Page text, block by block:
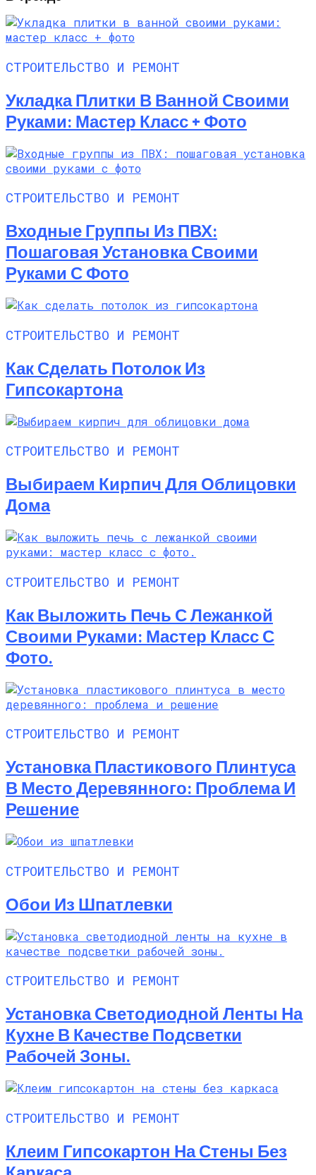
СТРОИТЕЛЬСТВО И РЕМОНТ
Укладка Плитки В Ванной Своими
Руками: Мастер Класс + Фото
СТРОИТЕЛЬСТВО И РЕМОНТ
Входные Группы Из ПВХ:
Пошаговая Установка Своими
Руками С Фото
СТРОИТЕЛЬСТВО И РЕМОНТ
Как Сделать Потолок Из
Гипсокартона
СТРОИТЕЛЬСТВО И РЕМОНТ
Выбираем Кирпич Для Облицовки
Дома
СТРОИТЕЛЬСТВО И РЕМОНТ
Как Выложить Печь С Лежанкой
Своими Руками: Мастер Класс С
Фото.
СТРОИТЕЛЬСТВО И РЕМОНТ
Установка Пластикового Плинтуса
В Место Деревянного: Проблема И
Решение
СТРОИТЕЛЬСТВО И РЕМОНТ
Обои Из Шпатлевки
СТРОИТЕЛЬСТВО И РЕМОНТ
Установка Светодиодной Ленты На
Кухне В Качестве Подсветки
Рабочей Зоны.
СТРОИТЕЛЬСТВО И РЕМОНТ
Клеим Гипсокартон На Стены Без